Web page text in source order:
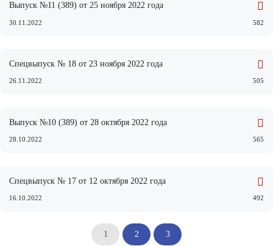
Выпуск №11 (389) от 25 ноября 2022 года
30.11.2022 582
Спецвыпуск № 18 от 23 ноября 2022 года
26.11.2022 505
Выпуск №10 (389) от 28 октября 2022 года
28.10.2022 565
Спецвыпуск № 17 от 12 октября 2022 года
16.10.2022 492
1 2 3